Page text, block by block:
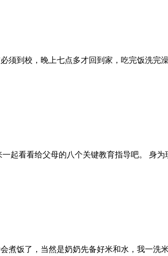
须到校，晚上七点多才回到家，吃完饭洗完
起看看给父母的八个关键教育指导吧。 身
煮饭了，当然是奶奶先备好米和水，我一洗